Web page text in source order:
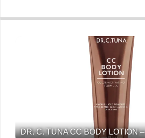
DR. C. TUNA CC BODY LOTION